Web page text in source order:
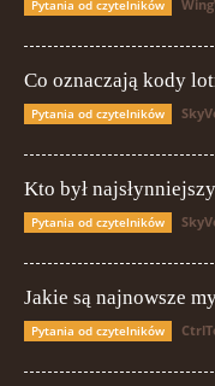
Pytania od czytelników
Co oznaczają kody
Pytania od czytelników
Kto był
Pytania od czytelników
Jakie są najnowsze
Pytania od czytelników